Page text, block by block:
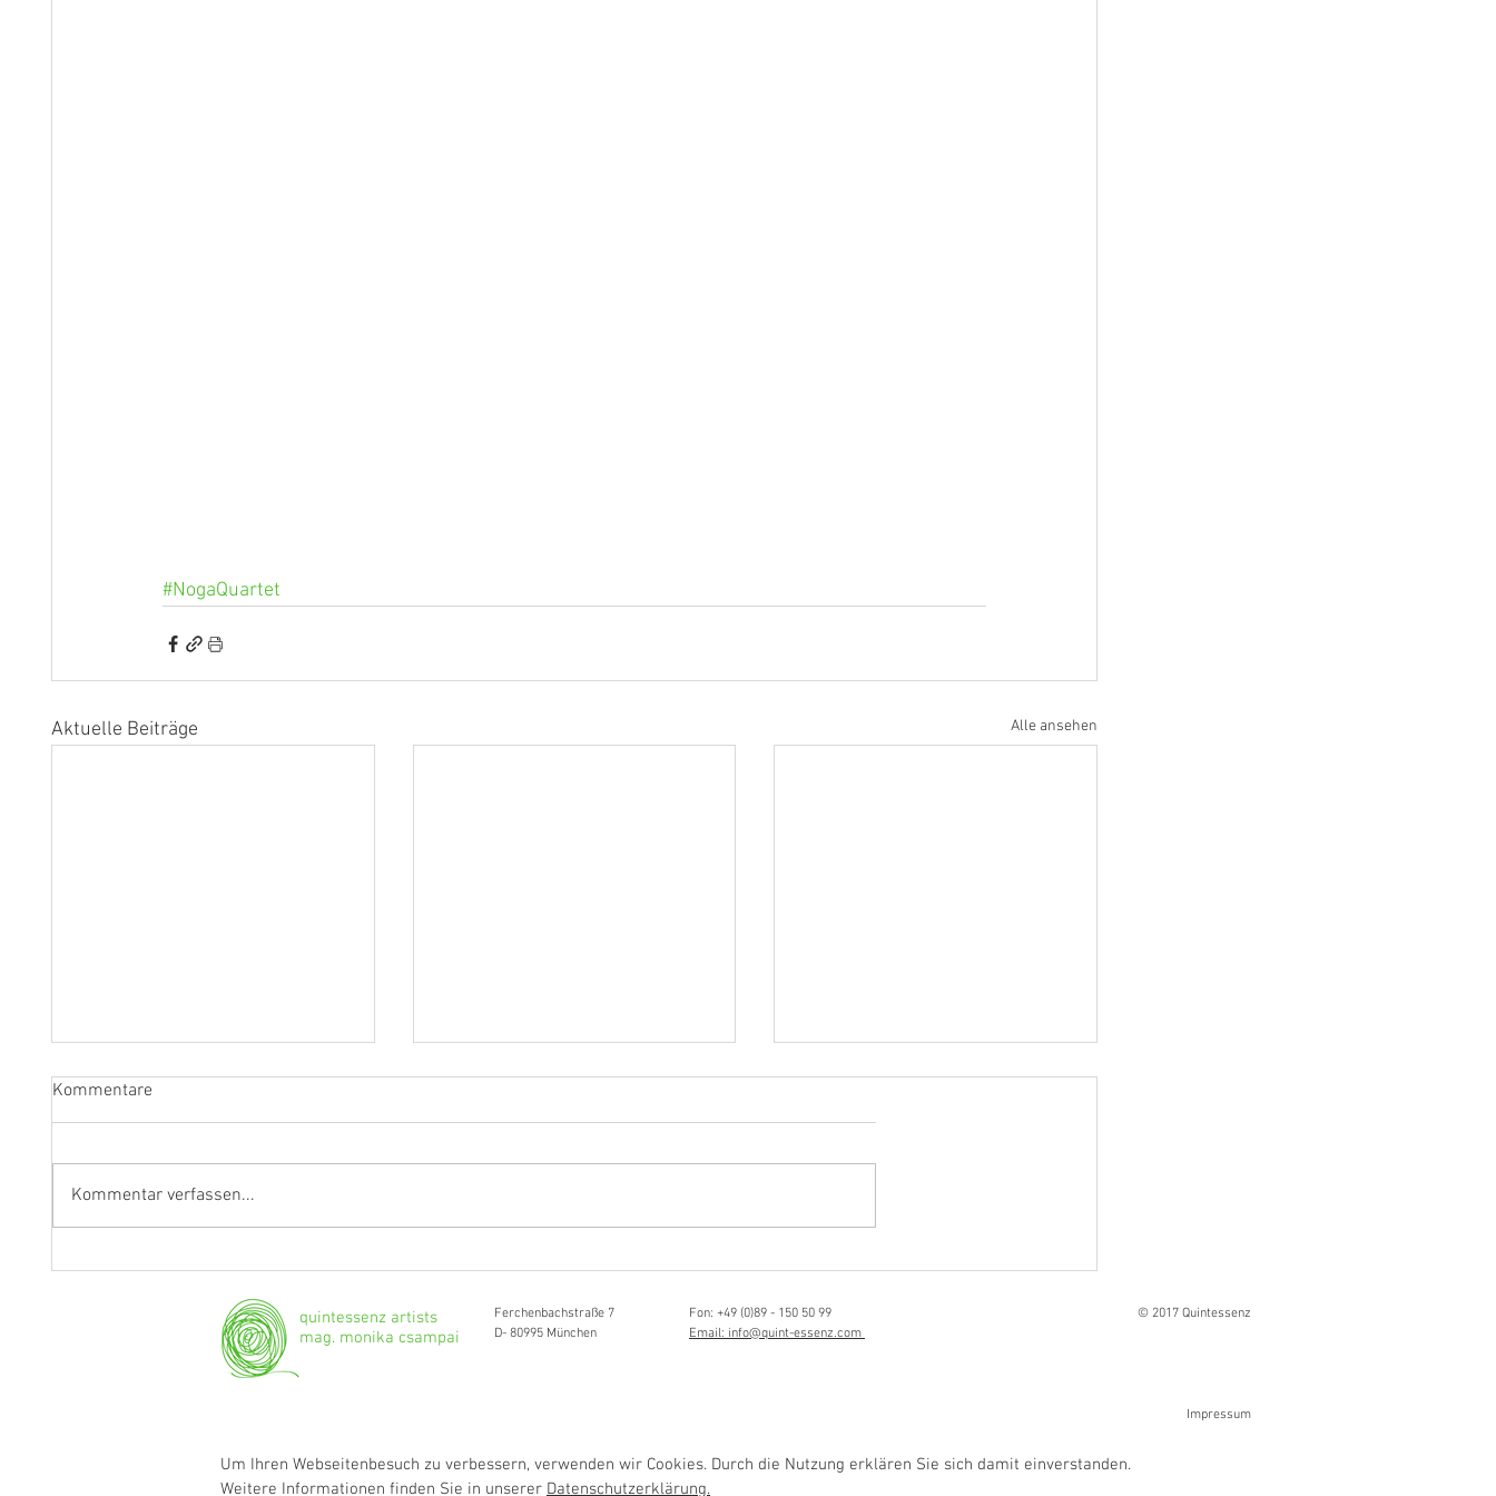
#NogaQuartet
Aktuelle Beiträge Alle ansehen
musikalische Grenzgängerin
Kommentare
Kommentar verfassen...
quintessenz artists
mag. monika csampai
Ferchenbachstraße 7
D- 80995 München
Fon: +49 (0)89 - 150 50 99
Email: info@quint-essenz.com
© 2017 Quintessenz
Impressum
Um Ihren Webseitenbesuch zu verbessern, verwenden wir Cookies. Durch die Nutzung erklären Sie sich damit einverstanden.
Weitere Informationen finden Sie in unserer Datenschutzerklärung.